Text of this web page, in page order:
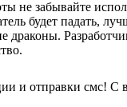
не забывайте
будет падать,
драконы.
и отправки смс! С